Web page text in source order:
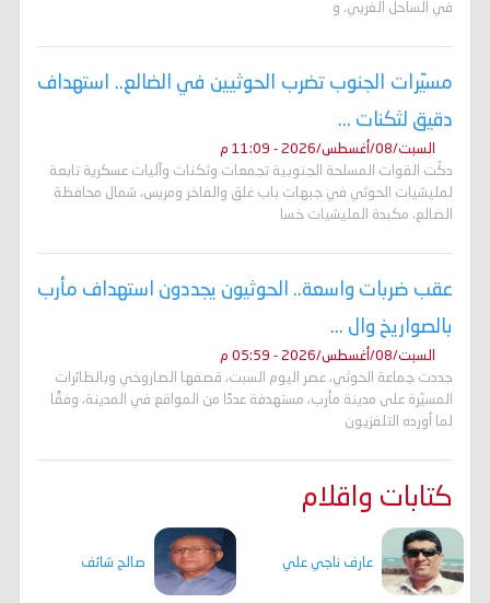
في الساحل الغربي. و
مسيّرات الجنوب تضرب الحوثيين في الضالع.. استهداف
دقيق لثكنات ...
السبت/08/أغسطس/2026 - 11:09 م
دكّت القوات المسلحة الجنوبية تجمعات وثكنات وآليات عسكرية تابعة
لمليشيات الحوثي في جبهات باب غلق والفاخر ومريس، شمال محافظة
الضالع، مكبدة المليشيات خسا
عقب ضربات واسعة.. الحوثيون يجددون استهداف مأرب
بالصواريخ وال ...
السبت/08/أغسطس/2026 - 05:59 م
جددت جماعة الحوثي، عصر اليوم السبت، قصفها الصاروخي وبالطائرات
المسيّرة على مدينة مأرب، مستهدفة عددًا من المواقع في المدينة، وفقًا
لما أورده التلفزيون
كتابات واقلام
عارف ناجي علي صالح شائف